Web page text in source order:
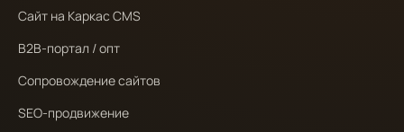
Сайт на Каркас CMS
B2B-портал / опт
Сопровождение сайтов
SEO-продвижение